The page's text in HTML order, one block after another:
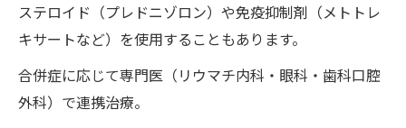
ステロイド（プレドニゾロン）や免疫抑制剤（メトトレ
キサートなど）を使用することもあります。
合併症に応じて専門医（リウマチ内科・眼科・歯科口腔
外科）で連携治療。